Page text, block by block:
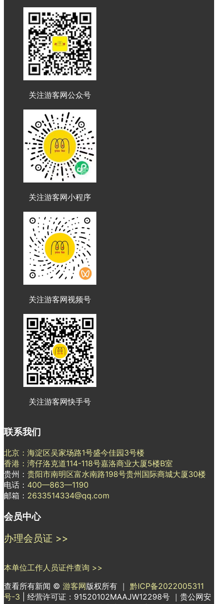
关注游客网公众号
关注游客网小程序
关注游客网视频号
关注游客网快手号
联系我们
北京：海淀区吴家场路1号盛今佳园3号楼
香港：湾仔洛克道114-118号嘉洛商业大厦5楼B室
贵州： 贵阳市南明区富水南路198号贵州国际商城大厦30楼
电话： 400—863—1190
邮箱： 2633514334@qq.com
会员中心
办理会员证 >>
本单位工作人员证件查询 >>
查看所有新闻 © 游客网版权所有 ｜ 黔ICP备2022005311
号-3
| 经营许可证：91520102MAAJW12298号 ｜贵公网安